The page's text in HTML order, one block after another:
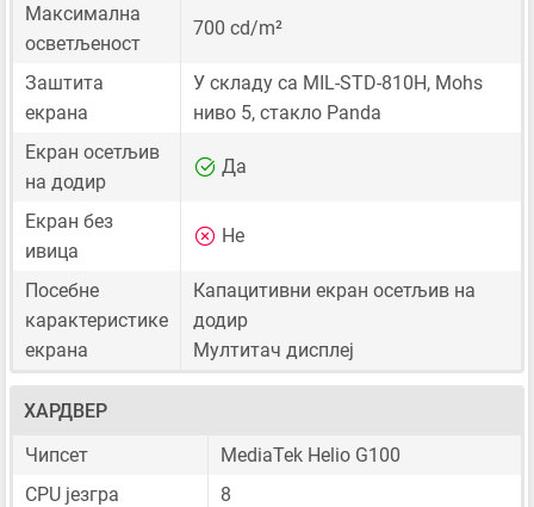
Максимална
осветљеност
700 cd/m²
Заштита
екрана
У складу са MIL-STD-810H, Mohs
ниво 5, стакло Panda
Екран осетљив
на додир
Да
Екран без
ивица
Не
Посебне
карактеристике
екрана
Капацитивни екран осетљив на
додир
Мултитач дисплеј
ХАРДВЕР
Чипсет
MediaTek Helio G100
CPU језгра
8